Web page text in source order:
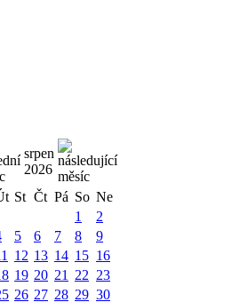
srpen
2026
St Čt Pá So Ne
1
2
5 6 7 8
9
12 13 14 15 16
19 20 21 22 23
26 27 28 29 30